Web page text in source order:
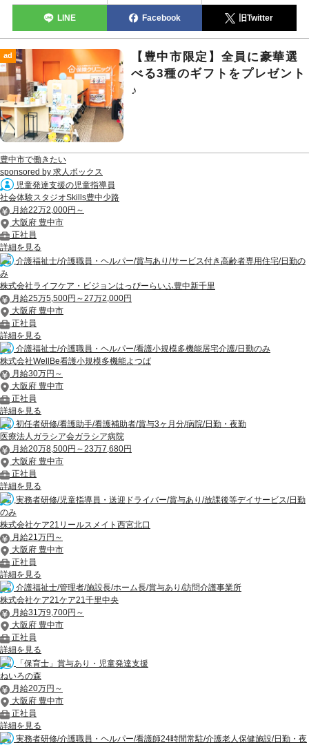
LINE Facebook 旧Twitter
ad
【豊中市限定】全員に豪華選
べる3種のギフトをプレゼント
♪
豊中市で働きたい
sponsored by 求人ボックス
児童発達支援の児童指導員
社会体験スタジオSkills豊中少路
月給22万2,000円～
大阪府 豊中市
正社員
詳細を見る
介護福祉士/介護職員・ヘルパー/賞与あり/サービス付き高齢者専用住宅/日勤の
み
株式会社ライフケア・ビジョンはっぴーらいふ豊中新千里
月給25万5,500円～27万2,000円
大阪府 豊中市
正社員
詳細を見る
介護福祉士/介護職員・ヘルパー/看護小規模多機能居宅介護/日勤のみ
株式会社WellBe看護小規模多機能よつば
月給30万円～
大阪府 豊中市
正社員
詳細を見る
初任者研修/看護助手/看護補助者/賞与3ヶ月分/病院/日勤・夜勤
医療法人ガラシア会ガラシア病院
月給20万8,500円～23万7,680円
大阪府 豊中市
正社員
詳細を見る
実務者研修/児童指導員・送迎ドライバー/賞与あり/放課後等デイサービス/日勤
のみ
株式会社ケア21リールスメイト西宮北口
月給21万円～
大阪府 豊中市
正社員
詳細を見る
介護福祉士/管理者/施設長/ホーム長/賞与あり/訪問介護事業所
株式会社ケア21ケア21千里中央
月給31万9,700円～
大阪府 豊中市
正社員
詳細を見る
「保育士」賞与あり・児童発達支援
ねいろの森
月給20万円～
大阪府 豊中市
正社員
詳細を見る
実務者研修/介護職員・ヘルパー/看護師24時間常駐/介護老人保健施設/日勤・夜